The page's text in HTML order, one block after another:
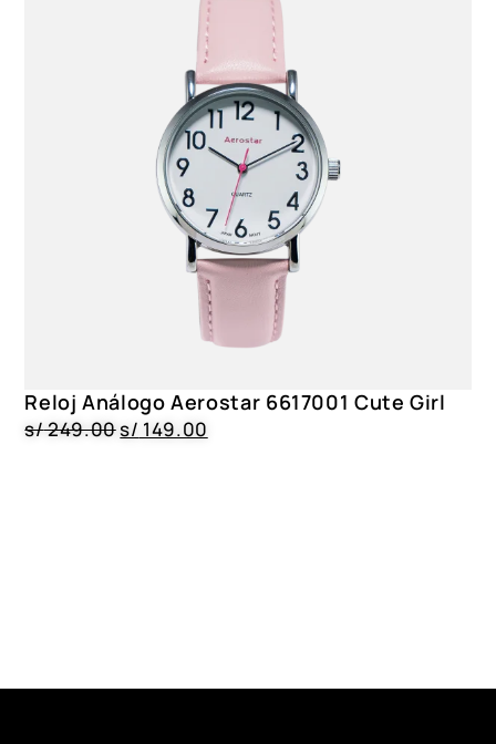
Reloj Análogo Aerostar 6617001 Cute Girl
s/249.00s/ 149.00